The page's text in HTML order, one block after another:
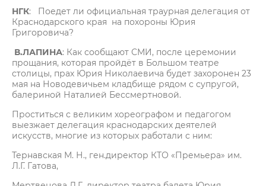
НГК: Поедет ли официальная траурная делегация от
Краснодарского края на похороны Юрия
Григоровича?
В.ЛАПИНА: Как сообщают СМИ, после церемонии
прощания, которая пройдёт в Большом театре
столицы, прах Юрия Николаевича будет захоронен 23
мая на Новодевичьем кладбище рядом с супругой,
балериной Наталией Бессмертновой.
Проститься с великим хореографом и педагогом
выезжает делегация краснодарских деятелей
искусств, многие из которых работали с ним:
Тернавская М. Н., ген.директор КТО «Премьера» им.
Л.Г. Гатова,